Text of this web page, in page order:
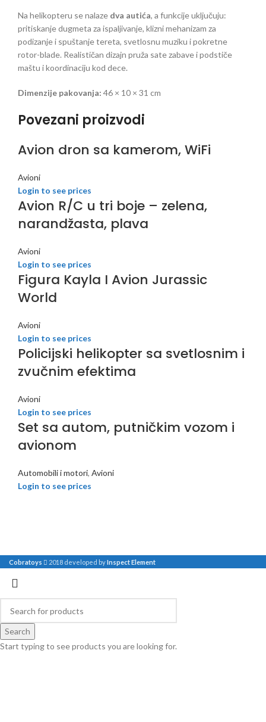
Na helikopteru se nalaze dva autića, a funkcije uključuju:
pritiskanje dugmeta za ispaljivanje, klizni mehanizam za
podizanje i spuštanje tereta, svetlosnu muziku i pokretne
rotor-blade. Realističan dizajn pruža sate zabave i podstiče
maštu i koordinaciju kod dece.
Dimenzije pakovanja: 46 × 10 × 31 cm
Povezani proizvodi
Avion dron sa kamerom, WiFi
Avioni
Login to see prices
Avion R/C u tri boje – zelena,
narandžasta, plava
Avioni
Login to see prices
Figura Kayla I Avion Jurassic
World
Avioni
Login to see prices
Policijski helikopter sa svetlosnim i
zvučnim efektima
Avioni
Login to see prices
Set sa autom, putničkim vozom i
avionom
Automobili i motori, Avioni
Login to see prices
Cobratoys 2018 developed byInspect Element
Search
Start typing to see products you are looking for.